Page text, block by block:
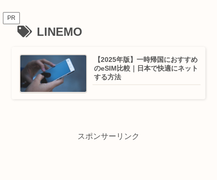
PR
LINEMO
【2025年版】一時帰国におすすめ
のeSIM比較｜日本で快適にネット
する方法
スポンサーリンク